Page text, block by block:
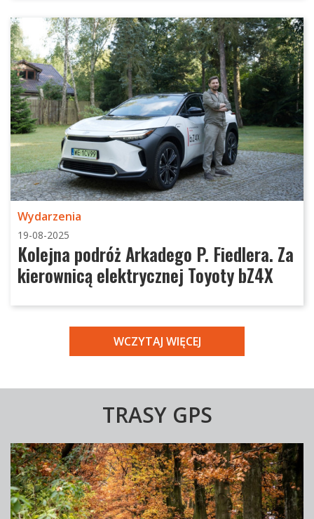
Wydarzenia
19-08-2025
Kolejna podróż Arkadego P. Fiedlera. Za
kierownicą elektrycznej Toyoty bZ4X
WCZYTAJ WIĘCEJ
TRASY GPS